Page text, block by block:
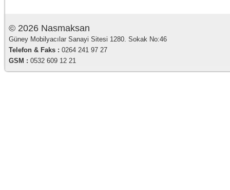
© 2026 Nasmaksan
Güney Mobilyacılar Sanayi Sitesi 1280. Sokak No:46
Telefon & Faks : 0264 241 97 27
GSM : 0532 609 12 21